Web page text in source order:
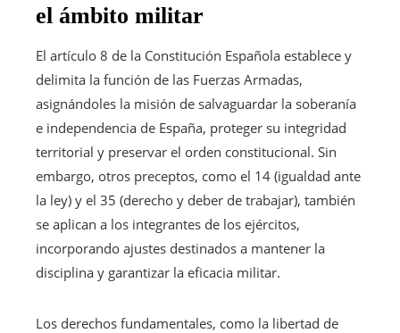
el ámbito militar
El artículo 8 de la Constitución Española establece y
delimita la función de las Fuerzas Armadas,
asignándoles la misión de salvaguardar la soberanía
e independencia de España, proteger su integridad
territorial y preservar el orden constitucional. Sin
embargo, otros preceptos, como el 14 (igualdad ante
la ley) y el 35 (derecho y deber de trabajar), también
se aplican a los integrantes de los ejércitos,
incorporando ajustes destinados a mantener la
disciplina y garantizar la eficacia militar.
Los derechos fundamentales, como la libertad de